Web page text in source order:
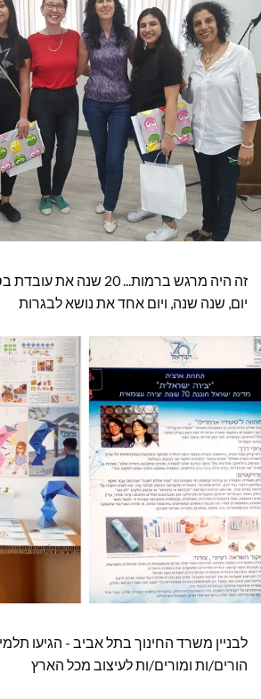
זה היה מרגש ברמות... 20 שנה את
יום, שנה שנה, ויום אחד את נושא לבגרות
לבניין משרד החינוך בתל אביב - הגיעו
הורים/ות ומורים/ות לעיצוב מכל הארץ